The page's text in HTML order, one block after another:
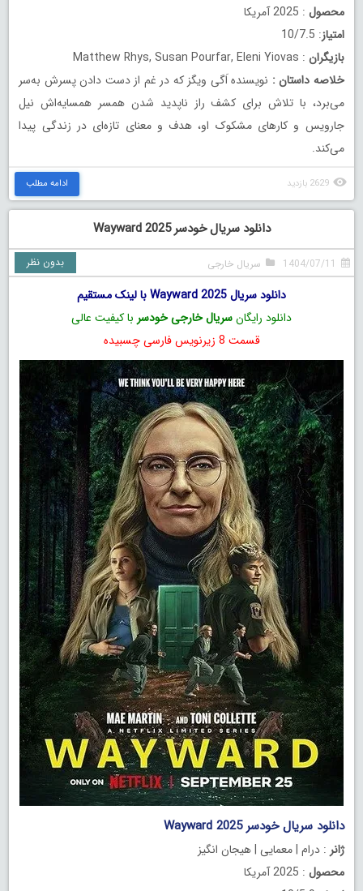
محصول : 2025 آمریکا
امتیاز: 10/7.5
بازیگران : Matthew Rhys, Susan Pourfar, Eleni Yiovas
خلاصه داستان : نویسنده اَگی ویگز که در غم از دست دادن پسرش به‌سر
می‌برد، با تلاش برای کشف راز ناپدید شدن همسر همسایه‌اش نیل
جارویس و کارهای مشکوک او، هدف و معنای تازه‌ای در زندگی پیدا
می‌کند.
2629 بازدید ادامه مطلب
دانلود سریال خودسر Wayward 2025
1404/07/11 سریال خارجی بدون نظر
دانلود سریال Wayward 2025 با لینک مستقیم
دانلود رایگانسریال خارجی خودسر با کیفیت عالی
قسمت 8 زیرنویس فارسی چسبیده
دانلود سریال خودسر Wayward 2025
ژانر : درام | معمایی | هیجان انگیز
محصول : 2025 آمریکا